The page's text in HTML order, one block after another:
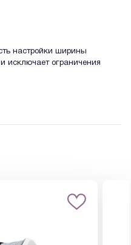
настройки ширины
исключает ограничения